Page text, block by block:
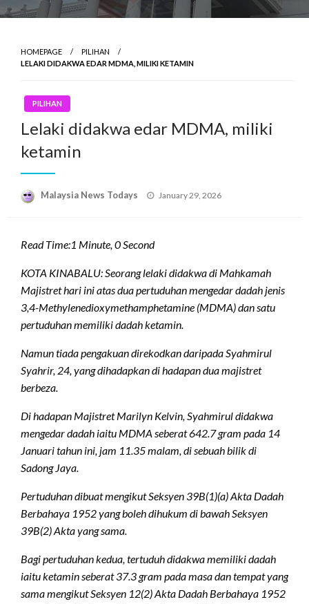
HOMEPAGE
PILIHAN
LELAKI DIDAKWA EDAR MDMA, MILIKI KETAMIN
PILIHAN
Lelaki didakwa edar MDMA, miliki
ketamin
Malaysia News Todays
Posted
January 29, 2026
Read Time:1 Minute, 0 Second
KOTA KINABALU: Seorang lelaki didakwa di Mahkamah
Majistret hari ini atas dua pertuduhan mengedar dadah jenis
3,4-Methylenedioxymethamphetamine (MDMA) dan satu
pertuduhan memiliki dadah ketamin.
Namun tiada pengakuan direkodkan daripada Syahmirul
Syahrir, 24, yang dihadapkan di hadapan dua majistret
berbeza.
Di hadapan Majistret Marilyn Kelvin, Syahmirul didakwa
mengedar dadah iaitu MDMA seberat 642.7 gram pada 14
Januari tahun ini, jam 11.35 malam, di sebuah bilik di
Sadong Jaya.
Pertuduhan dibuat mengikut Seksyen 39B(1)(a) Akta Dadah
Berbahaya 1952 yang boleh dihukum di bawah Seksyen
39B(2) Akta yang sama.
Bagi pertuduhan kedua, tertuduh didakwa memiliki dadah
iaitu ketamin seberat 37.3 gram pada masa dan tempat yang
sama mengikut Seksyen 12(2) Akta Dadah Berbahaya 1952